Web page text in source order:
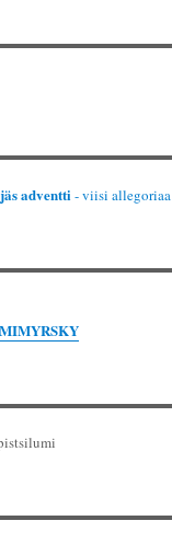
adventti- viisi allegoriaa